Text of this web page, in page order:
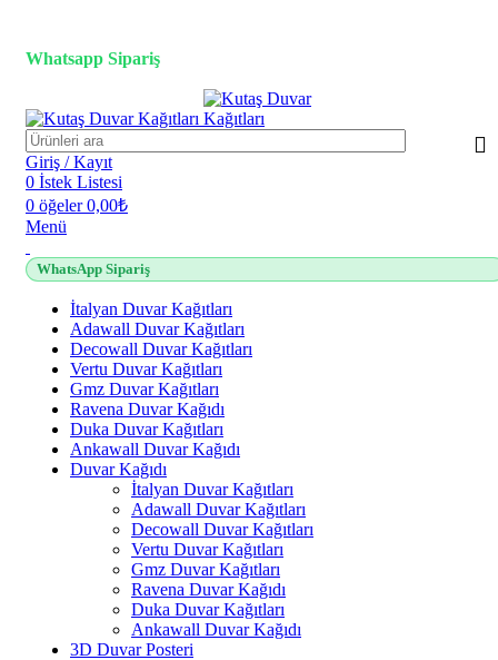
Whatsapp Sipariş
Giriş / Kayıt
0 İstek Listesi
0 öğeler 0,00₺
Menü
WhatsApp Sipariş
İtalyan Duvar Kağıtları
Adawall Duvar Kağıtları
Decowall Duvar Kağıtları
Vertu Duvar Kağıtları
Gmz Duvar Kağıtları
Ravena Duvar Kağıdı
Duka Duvar Kağıtları
Ankawall Duvar Kağıdı
Duvar Kağıdı
İtalyan Duvar Kağıtları
Adawall Duvar Kağıtları
Decowall Duvar Kağıtları
Vertu Duvar Kağıtları
Gmz Duvar Kağıtları
Ravena Duvar Kağıdı
Duka Duvar Kağıtları
Ankawall Duvar Kağıdı
3D Duvar Posteri